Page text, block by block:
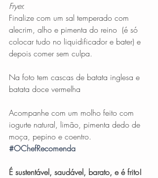
Fryer.
Finalize com um sal temperado com
alecrim, alho e pimenta do reino  (é só
colocar tudo no liquidificador e bater) e
depois comer sem culpa.
Na foto tem cascas de batata inglesa e
batata doce vermelha
Acompanhe com um molho feito com
iogurte natural, limão, pimenta dedo de
moça, pepino e coentro.
#OChefRecomenda
É sustentável, saudável, barato, e é frito!